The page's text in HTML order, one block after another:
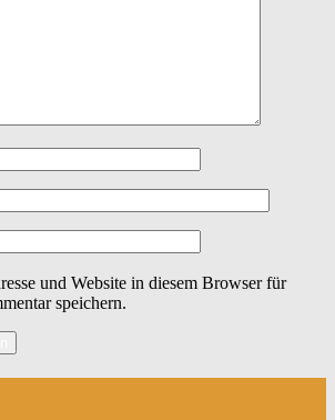
und Website in diesem Browser für
speichern.